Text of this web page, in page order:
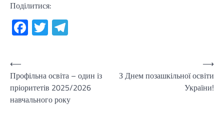
Поділитися:
Facebook
Twitter
Навігація
записів
⟵
Профільна освіта – один із
пріоритетів 2025/2026
навчального року
З Днем позашкільної освіти
України!
⟶